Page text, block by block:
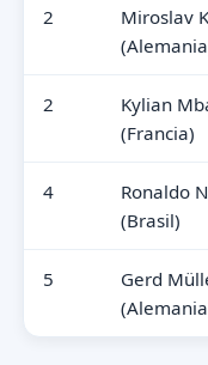
2
Miroslav
2
Kylian
(Francia)
4
Ronaldo
(Brasil)
5
Gerd